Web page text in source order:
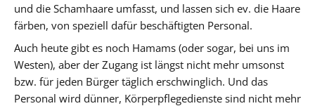
und die Schamhaare umfasst, und lassen sich ev. die Haare
färben, von speziell dafür beschäftigten Personal.
Auch heute gibt es noch Hamams (oder sogar, bei uns im
Westen), aber der Zugang ist längst nicht mehr umsonst
bzw. für jeden Bürger täglich erschwinglich. Und das
Personal wird dünner, Körperpflegedienste sind nicht mehr